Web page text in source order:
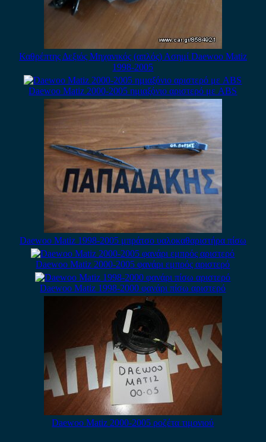
Καθρέπτης Δεξιός Μηχανικός (απλός) Ασημί Daewoo Matiz
1998-2005
Daewoo Matiz 2000-2005 ημιαξόνιο αριστερό με ABS
Daewoo Matiz 1998-2005 μπράτσο υαλοκαθαριστήρα πίσω
Daewoo Matiz 2000-2005 φανάρι εμπρός αριστερό
Daewoo Matiz 1998-2000 φανάρι πίσω αριστερό
Daewoo Matiz 2000-2005 ροζέτα τιμονιού